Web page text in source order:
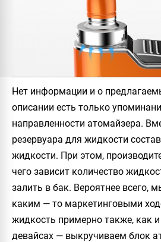
Нет информации и о
описании есть только
направленности атомайзера.
резервуара для жидкости
жидкости. При этом,
чего зависит количество
залить в бак. Вероятнее всего,
каким — то маркетинговыми
жидкость примерно также, как
девайсах — выкручиваем блок